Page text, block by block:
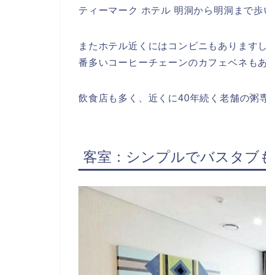
ティーマーク ホテル 明洞から明洞まで
またホテル近くにはコンビニもあります
番多いコーヒーチェーンのカフェベネも
飲食店も多く、近くに40年続く老舗の粥
客室：シンプルでバスタブ